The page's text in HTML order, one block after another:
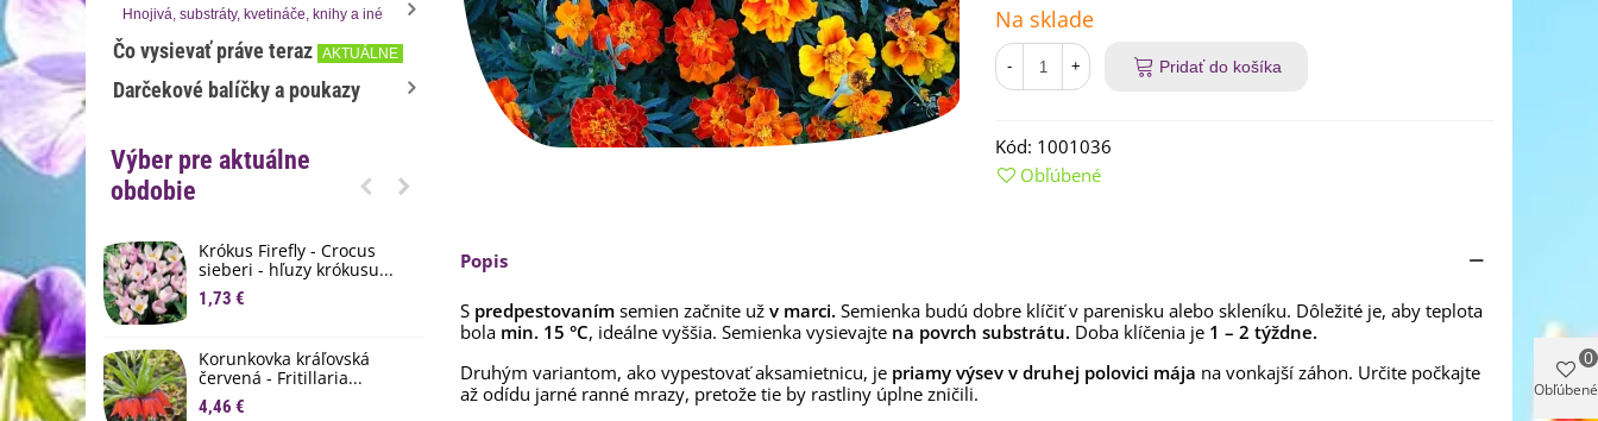
Hnojivá, substráty, kvetináče, knihy a iné
Čo vysievať práve teraz AKTUÁLNE
Darčekové balíčky a poukazy
Výber pre aktuálne
obdobie
Krókus Firefly - Crocus
sieberi - hľuzy krókusu...
1,73 €
Korunkovka kráľovská
červená - Fritillaria...
4,46 €
Kuchynské bylinky na malú
plochu - výsevný disk...
3,80 €
Na sklade
- + Pridať do košíka
Kód: 1001036
Obľúbené
Popis
S predpestovaním semien začnite už v marci. Semienka budú dobre klíčiť v parenisku alebo skleníku. Dôležité je, aby teplota
bola min. 15 °C, ideálne vyššia. Semienka vysievajte na povrch substrátu. Doba klíčenia je 1 – 2 týždne.
Druhým variantom, ako vypestovať aksamietnicu, je priamy výsev v druhej polovici mája na vonkajší záhon. Určite počkajte
až odídu jarné ranné mrazy, pretože tie by rastliny úplne zničili.
Obľúbené
0